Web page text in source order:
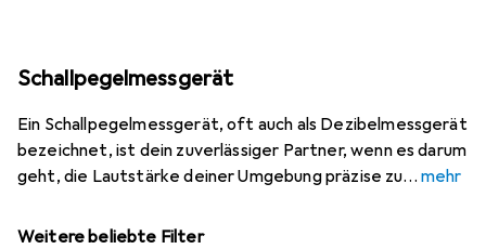
Schallpegelmessgerät
Ein Schallpegelmessgerät, oft auch als Dezibelmessgerät
bezeichnet, ist dein zuverlässiger Partner, wenn es darum
geht, die Lautstärke deiner Umgebung präzise zu
mehr
Weitere beliebte Filter